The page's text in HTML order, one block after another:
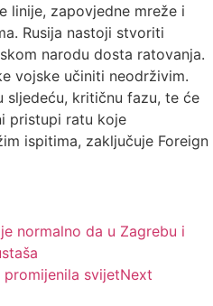
linije, zapovjedne mreže i
Rusija nastoji stvoriti
narodu dosta ratovanja.
vojske učiniti neodrživim.
sljedeću, kritičnu fazu, te će
pristupi ratu koje
ispitima, zaključuje Foreign
normalno da u Zagrebu i
svijetNext